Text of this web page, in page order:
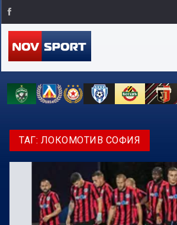
ТАГ: ЛОКОМОТИВ СОФИЯ